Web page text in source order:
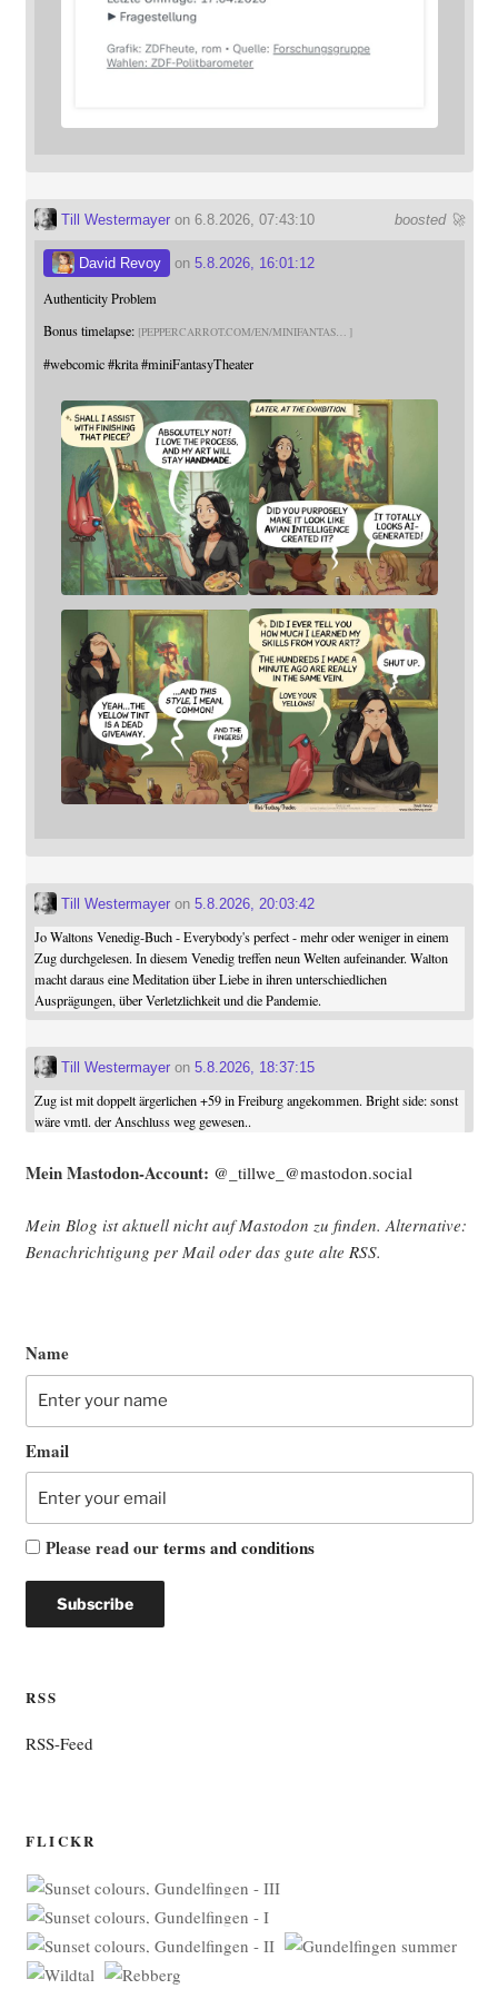
boosted 🚀
Till Westermayeron 6.8.2026, 07:43:10
David Revoy on 5.8.2026, 16:01:12
Authenticity Problem
Bonus timelapse: PEPPERCARROT.COM/EN/MINIFANTAS
#webcomic #krita #miniFantasyTheater
Till Westermayeron 5.8.2026, 20:03:42
Jo Waltons Venedig-Buch - Everybody's perfect - mehr oder weniger in einem
Zug durchgelesen. In diesem Venedig treffen neun Welten aufeinander. Walton
macht daraus eine Meditation über Liebe in ihren unterschiedlichen
Ausprägungen, über Verletzlichkeit und die Pandemie.
Till Westermayeron 5.8.2026, 18:37:15
Zug ist mit doppelt ärgerlichen +59 in Freiburg angekommen. Bright side: sonst
wäre vmtl. der Anschluss weg gewesen..
Mein Mast­o­don-Account: @_tillwe_@mastodon.social
Mein Blog ist aktu­ell nicht auf Mast­o­don zu fin­den. Alter­na­ti­ve:
Benach­rich­ti­gung per Mail oder das gute alte RSS.
Name
Email
Please read ourterms and conditions
RSS
RSS-Feed
FLICKR